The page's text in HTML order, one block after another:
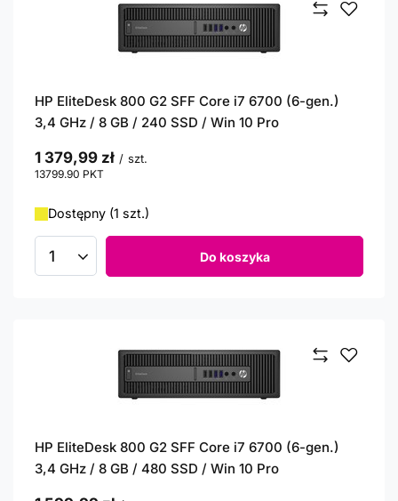
HP EliteDesk 800 G2 SFF Core i7 6700 (6-gen.)
3,4 GHz / 8 GB / 240 SSD / Win 10 Pro
1 379,99 zł / szt.
13799.90 PKT
Dostępny (1 szt.)
Ilość produktów Do koszyka
HP EliteDesk 800 G2 SFF Core i7 6700 (6-gen.)
3,4 GHz / 8 GB / 480 SSD / Win 10 Pro